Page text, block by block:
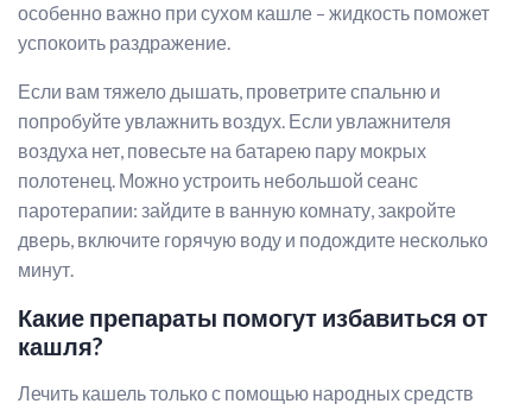
особенно важно при сухом кашле – жидкость поможет
успокоить раздражение.
Если вам тяжело дышать, проветрите спальню и
попробуйте увлажнить воздух. Если увлажнителя
воздуха нет, повесьте на батарею пару мокрых
полотенец. Можно устроить небольшой сеанс
паротерапии: зайдите в ванную комнату, закройте
дверь, включите горячую воду и подождите несколько
минут.
Какие препараты помогут избавиться от
кашля?
Лечить кашель только с помощью народных средств